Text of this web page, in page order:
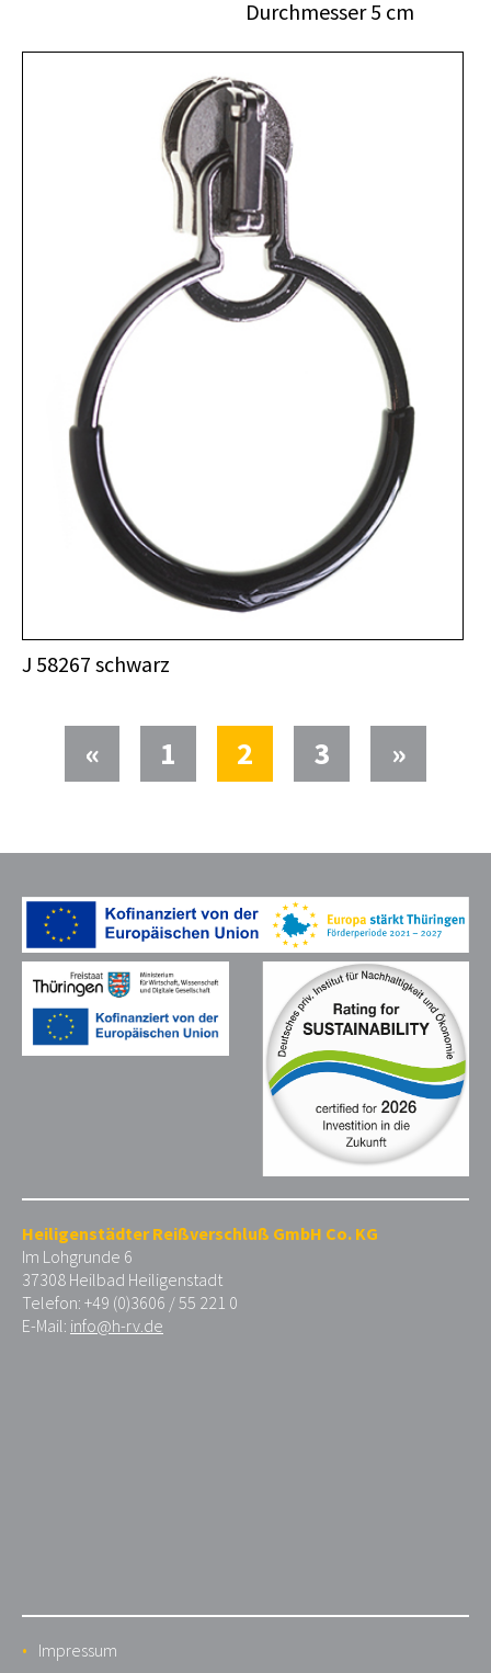
Durchmesser 5 cm
J 58267 schwarz
« 1 2 (current)
3 »
Heiligenstädter Reißverschluß GmbH Co. KG
Im Lohgrunde 6
37308 Heilbad Heiligenstadt
Telefon: +49 (0)3606 / 55 221 0
E-Mail: info@h-rv.de
Impressum